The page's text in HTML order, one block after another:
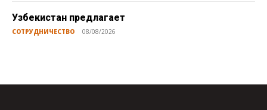
Узбекистан предлагает
СОТРУДНИЧЕСТВО 08/08/2026